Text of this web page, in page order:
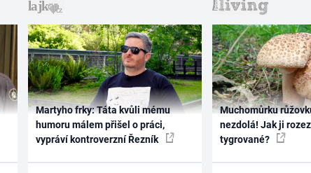
Martyho frky: Táta kvůli mému
humoru málem přišel o práci,
vypráví kontroverzní Řezník
Muchomůrku
nezdolá! Jak ji
tygrované?